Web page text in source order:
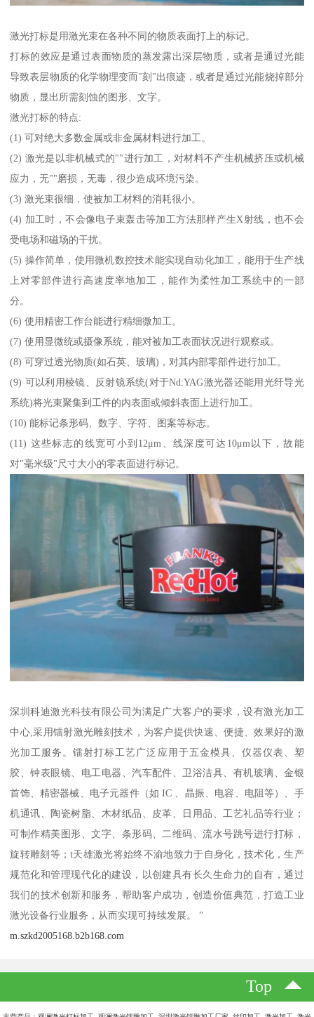
激光打标是用激光束在各种不同的物质表面打上的标记。
打标的效应是通过表面物质的蒸发露出深层物质，或者是通过光能
导致表层物质的化学物理变而"刻"出痕迹，或者是通过光能烧掉部分
物质，显出所需刻蚀的图形、文字。
激光打标的特点:
(1) 可对绝大多数金属或非金属材料进行加工。
(2) 激光是以非机械式的""进行加工，对材料不产生机械挤压或机械
应力，无""磨损，无毒，很少造成环境污染。
(3) 激光束很细，使被加工材料的消耗很小。
(4) 加工时，不会像电子束轰击等加工方法那样产生X射线，也不会
受电场和磁场的干扰。
(5) 操作简单，使用微机数控技术能实现自动化加工，能用于生产线
上对零部件进行高速度率地加工，能作为柔性加工系统中的一部
分。
(6) 使用精密工作台能进行精细微加工。
(7) 使用显微统或摄像系统，能对被加工表面状况进行观察或。
(8) 可穿过透光物质(如石英、玻璃)，对其内部零部件进行加工。
(9) 可以利用棱镜、反射镜系统(对于Nd:YAG激光器还能用光纤导光
系统)将光束聚集到工件的内表面或倾斜表面上进行加工。
(10) 能标记条形码、数字、字符、图案等标志。
(11) 这些标志的线宽可小到12μm、线深度可达10μm以下，故能
对"毫米级"尺寸大小的零表面进行标记。
深圳科迪激光科技有限公司为满足广大客户的要求，设有激光加工
中心,采用镭射激光雕刻技术，为客户提供快速、便捷、效果好的激
光加工服务。镭射打标工艺广泛应用于五金模具、仪器仪表、塑
胶、钟表眼镜、电工电器、汽车配件、卫浴洁具、有机玻璃、金银
首饰、精密器械、电子元器件（如 IC 、晶振、电容、电阻等）、手
机通讯、陶瓷树脂、木材纸品、皮革、日用品、工艺礼品等行业；
可制作精美图形、文字、条形码、二维码、流水号跳号进行打标，
旋转雕刻等；t天雄激光将始终不渝地致力于自身化，技术化，生产
规范化和管理现代化的建设，以创建具有长久生命力的自有，通过
我们的技术创新和服务，帮助客户成功，创造价值典范，打造工业
激光设备行业服务，从而实现可持续发展。 ”
m.szkd2005168.b2b168.com
Top